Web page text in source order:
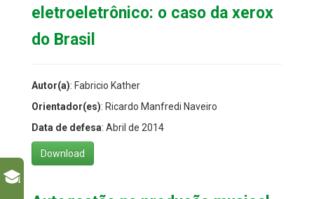
eletroeletrônico: o caso da xerox
do Brasil
Autor(a): Fabricio Kather
Orientador(es): Ricardo Manfredi Naveiro
Data de defesa: Abril de 2014
Download